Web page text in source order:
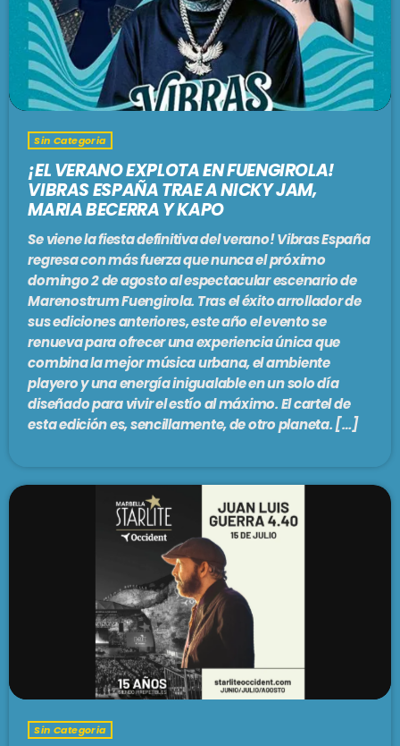
Sin Categoria
¡EL VERANO EXPLOTA EN FUENGIROLA!
VIBRAS ESPAÑA TRAE A NICKY JAM,
MARIA BECERRA Y KAPO
Se viene la fiesta definitiva del verano! Vibras España
regresa con más fuerza que nunca el próximo
domingo 2 de agosto al espectacular escenario de
Marenostrum Fuengirola. Tras el éxito arrollador de
sus ediciones anteriores, este año el evento se
renueva para ofrecer una experiencia única que
combina la mejor música urbana, el ambiente
playero y una energía inigualable en un solo día
diseñado para vivir el estío al máximo. El cartel de
esta edición es, sencillamente, de otro planeta. […]
Sin Categoria